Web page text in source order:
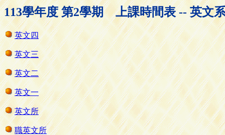
113學年度 第2學期 上課時間表 -- 英文
英文四
英文三
英文二
英文一
英文所
職英文所